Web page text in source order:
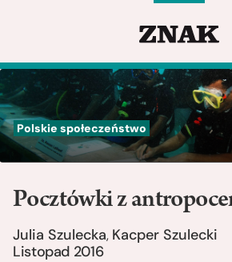
Polskie społeczeństwo
Pocztówki z
Julia Szulecka, Kacper Szulecki
Listopad 2016